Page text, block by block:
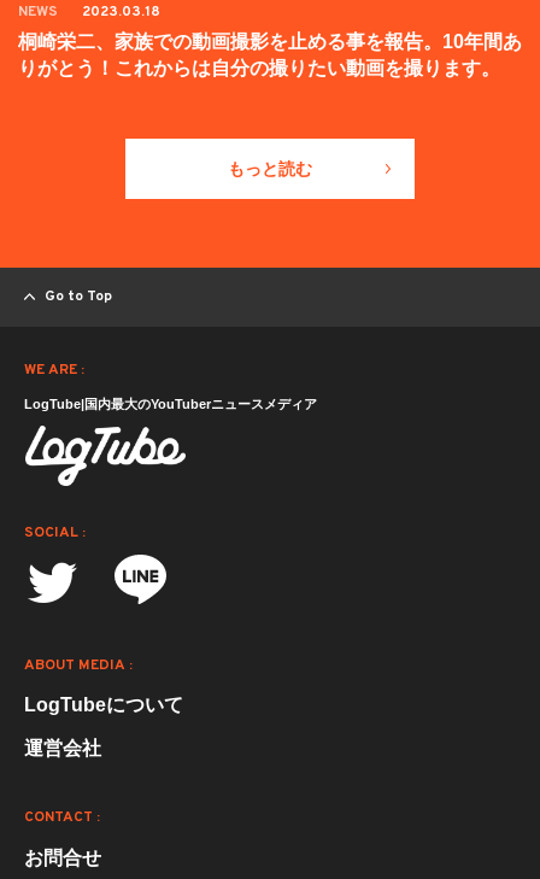
NEWS 2023.03.18
桐崎栄二、家族での動画撮影を止める事を報告。10年間あ
りがとう！これからは自分の撮りたい動画を撮ります。
もっと読む
Go to Top
WE ARE :
LogTube|国内最大のYouTuberニュースメディア
SOCIAL :
ABOUT MEDIA :
LogTubeについて
運営会社
CONTACT :
お問合せ